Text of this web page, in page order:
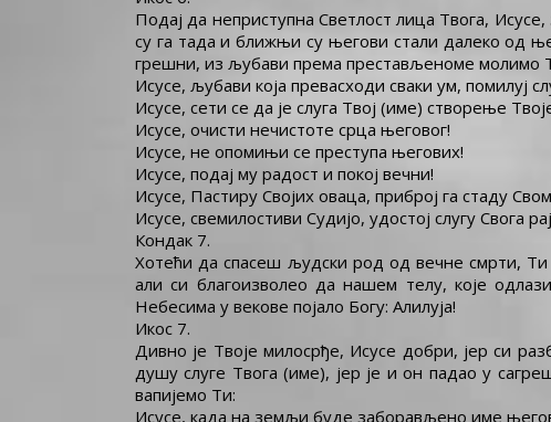
Подај да неприступна Светлост лица Твога,
су га тада и ближњи су његови стали далеко од
грешни, из љубави према престављеноме молимо
Исусе, љубави која превасходи сваки ум, помилуј
Исусе, сети се да је слуга Твој (име) створење
Исусе, очисти нечистоте срца његовог!
Исусе, не опомињи се преступа његових!
Исусе, подај му радост и покој вечни!
Исусе, Пастиру Својих оваца, приброј га стаду
Исусе, свемилостиви Судијо, удостој слугу Свога
Кондак 7.
Хотећи да спасеш људски род од вечне смрти,
али си благоизволео да нашем телу, које
Небесима у векове појало Богу: Aлилуја!
Икос 7.
Дивно је Твоје милосрђе, Исусе добри, јер си
душу слуге Твога (име), јер је и он падао у
вапијемо Ти:
Исусе, када на земљи буде заборављено име